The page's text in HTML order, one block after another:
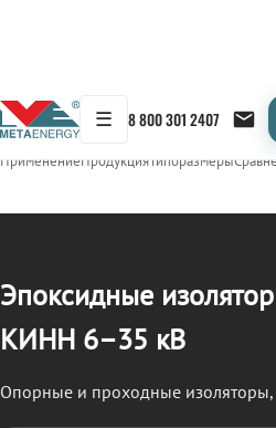
☰ 8 800 301 2407
← Продукция/ИЗОЛЯТОРЫ
ПрименениеПродукцияТипоразмеры
Эпоксидные
КИНН 6–35 кВ
Опорные и проходные